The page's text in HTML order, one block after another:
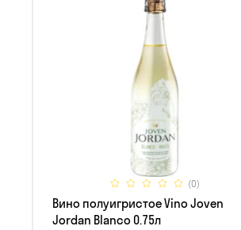
(0)
Вино полуигристое Vino Joven
Jordan Blanco 0.75л